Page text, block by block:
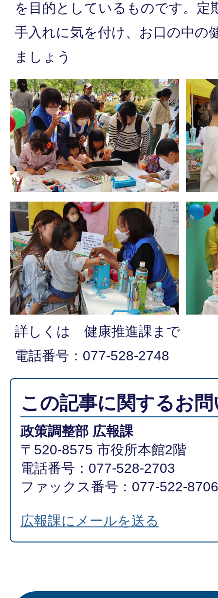
を目的としているものです。定
手入れに気を付け、お口の中の
ましょう
詳しくは 健康推進課まで
電話番号：077-528-2748
この記事に関するお
政策調整部 広報課
〒520-8575 市役所本館2階
電話番号：077-528-2703
ファックス番号：077-522-8706
広報課にメールを送る